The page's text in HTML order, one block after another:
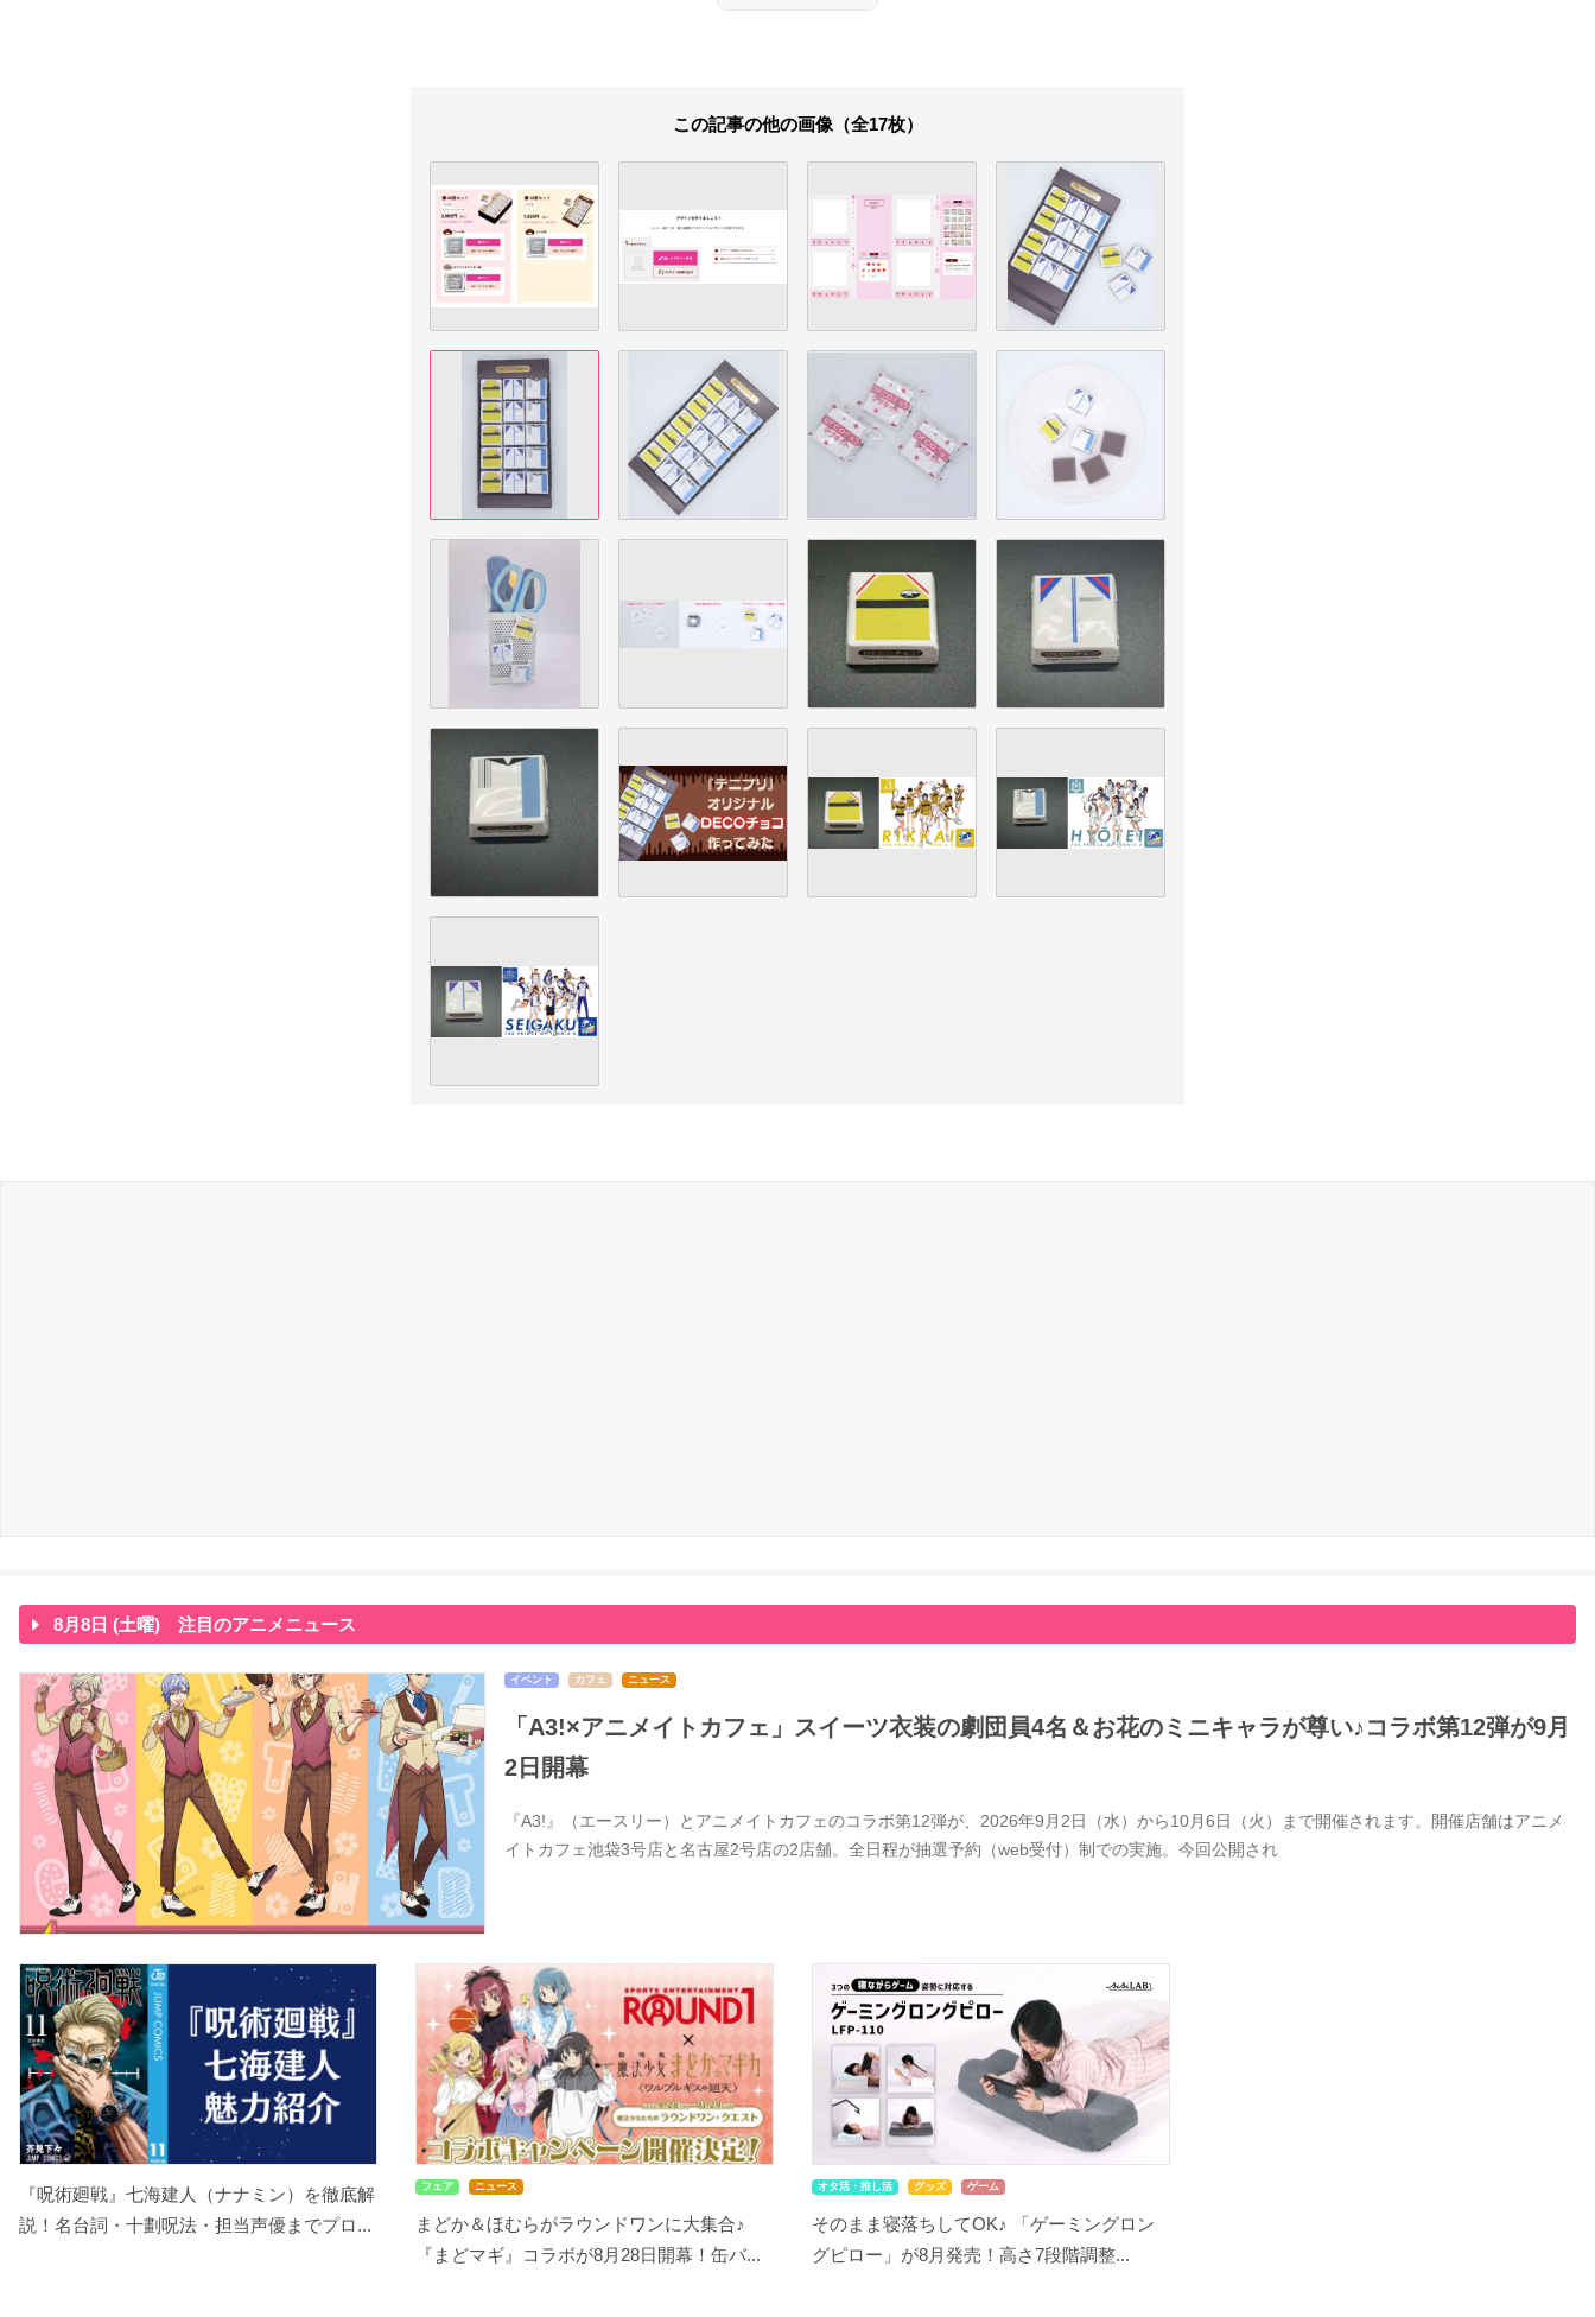
この記事の他の画像（全17枚）
8月8日 (土曜) 注目のアニメニュース
イベント カフェ ニュース
「A3!×アニメイトカフェ」スイーツ衣装の劇団員4名＆お花のミニキャラが尊い♪コラボ第12弾が9月
2日開幕
『A3!』（エースリー）とアニメイトカフェのコラボ第12弾が、2026年9月2日（水）から10月6日（火）まで開催されます。開催店舗はアニメ
イトカフェ池袋3号店と名古屋2号店の2店舗。全日程が抽選予約（web受付）制での実施。今回公開され
『呪術廻戦』七海建人（ナナミン）を徹底解
説！名台詞・十劃呪法・担当声優までプロ...
フェア ニュース
まどか＆ほむらがラウンドワンに大集合♪
『まどマギ』コラボが8月28日開幕！缶バ...
オタ活・推し活 グッズ ゲーム
そのまま寝落ちしてOK♪ 「ゲーミングロン
グピロー」が8月発売！高さ7段階調整...